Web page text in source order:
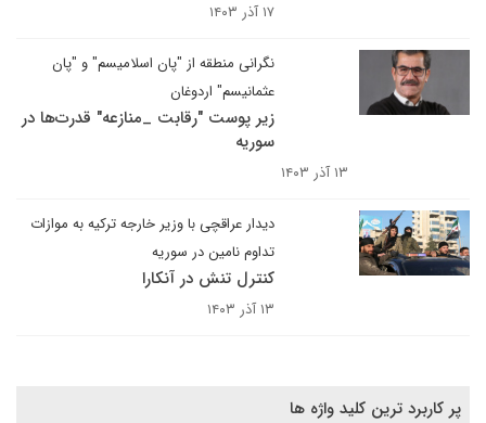
۱۷ آذر ۱۴۰۳
نگرانی منطقه از "پان اسلامیسم" و "پان
عثمانیسم" اردوغان
زیر پوست "رقابت _منازعه" قدرت‌ها در
سوریه
۱۳ آذر ۱۴۰۳
دیدار عراقچی با وزیر خارجه ترکیه به موازات
تداوم نامین در سوریه
کنترل تنش در آنکارا
۱۳ آذر ۱۴۰۳
پر کاربرد ترین کلید واژه ها